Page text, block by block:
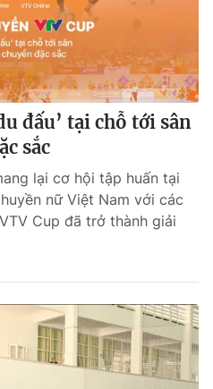
đấu’ tại chỗ tới sân
sắc
lại cơ hội tập huấn tại
nữ Việt Nam với các
Cup đã trở thành giải